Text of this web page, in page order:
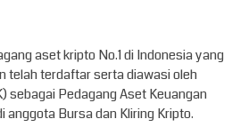
aset kripto No.1 di Indonesia yang
telah terdaftar serta diawasi oleh
sebagai Pedagang Aset Keuangan
anggota Bursa dan Kliring Kripto.